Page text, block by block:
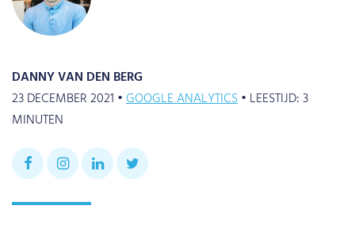
DANNY VAN DEN BERG
23 DECEMBER 2021 •GOOGLE ANALYTICS• LEESTIJD:3
MINUTEN